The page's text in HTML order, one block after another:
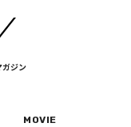
ガジン
MOVIE